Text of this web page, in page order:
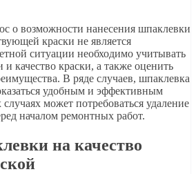
о возможности нанесения шпаклевки
краски не является
ситуации необходимо учитывать
и качество краски, а также оценить
В ряде случаев, шпаклевка
удобным и эффективным
может потребоваться удаление
началом ремонтных работ.
на качество